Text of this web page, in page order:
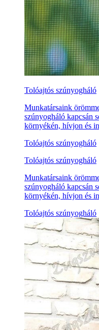
Tolóajtós szúnyogháló
Munkatársaink
szúnyogháló kapcsán
környékén, hívjon és
Tolóajtós szúnyogháló
Tolóajtós szúnyogháló
Munkatársaink
szúnyogháló kapcsán
környékén, hívjon és
Tolóajtós szúnyogháló